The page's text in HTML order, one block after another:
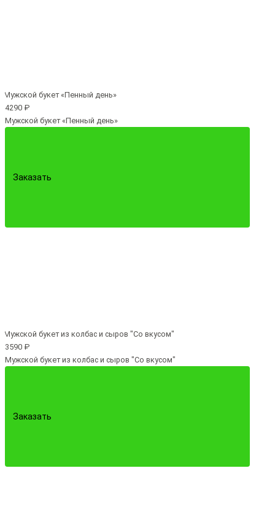
4290 ₽
Мужской букет «Пенный день»
Заказать
3590 ₽
Мужской букет из колбас и сыров "Со вкусом"
Заказать